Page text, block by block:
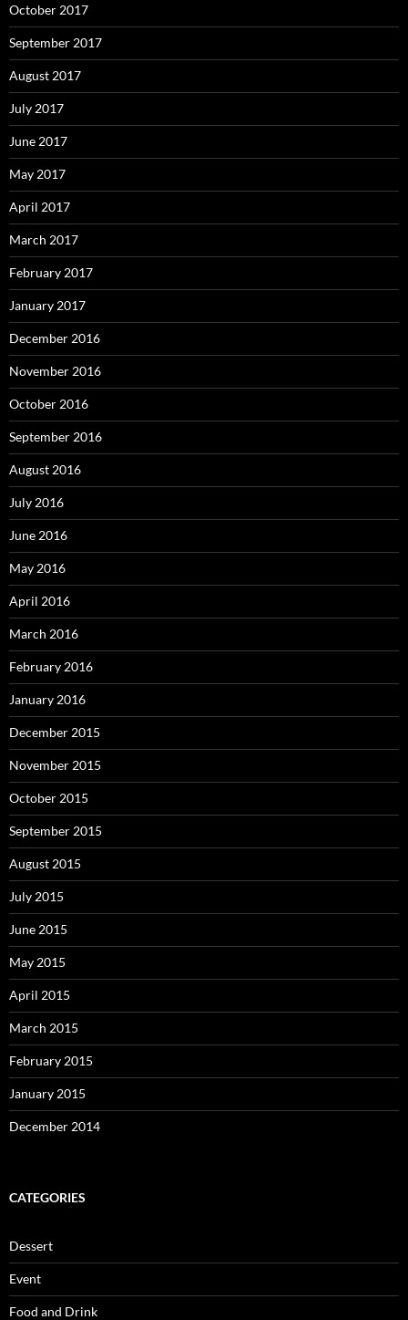
October 2017
September 2017
August 2017
July 2017
June 2017
May 2017
April 2017
March 2017
February 2017
January 2017
December 2016
November 2016
October 2016
September 2016
August 2016
July 2016
June 2016
May 2016
April 2016
March 2016
February 2016
January 2016
December 2015
November 2015
October 2015
September 2015
August 2015
July 2015
June 2015
May 2015
April 2015
March 2015
February 2015
January 2015
December 2014
CATEGORIES
Dessert
Event
Food and Drink